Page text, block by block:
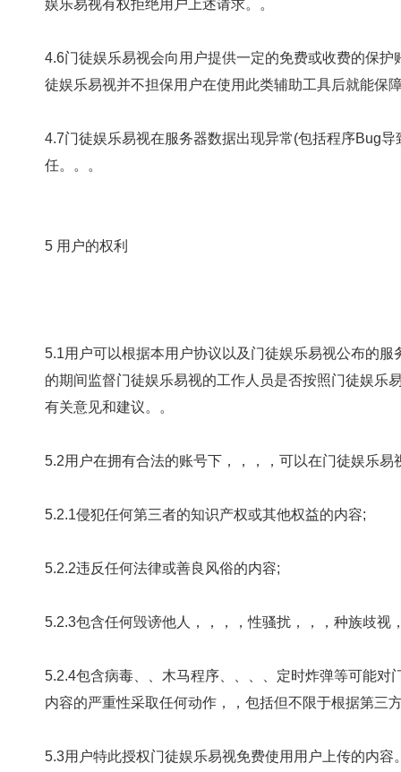
娱乐易视有权拒绝用户上述请求。。
4.6门徒娱乐易视会向用户提供一定的免费或收费的保护账号密
徒娱乐易视并不担保用户在使用此类辅助工具后就能保障账号
4.7门徒娱乐易视在服务器数据出现异常(包括程序Bug导致的
任。。。
5 用户的权利
5.1用户可以根据本用户协议以及门徒娱乐易视公布的服务
的期间监督门徒娱乐易视的工作人员是否按照门徒娱乐易
有关意见和建议。。
5.2用户在拥有合法的账号下，，，，可以在门徒娱
5.2.1侵犯任何第三者的知识产权或其他权益的内容;
5.2.2违反任何法律或善良风俗的内容;
5.2.3包含任何毁谤他人，，，，性骚扰，，，种族
5.2.4包含病毒、、木马程序、、、、定时炸
内容的严重性采取任何动作，，包括但不限于根据第三
5.3用户特此授权门徒娱乐易视免费使用用户上传的内容。